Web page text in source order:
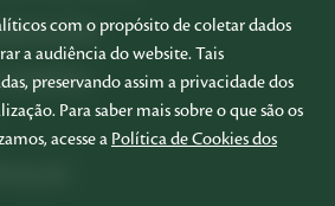
com o propósito de coletar dados
a audiência do website. Tais
preservando assim a privacidade dos
Para saber mais sobre o que são os
acesse a Política de Cookies dos